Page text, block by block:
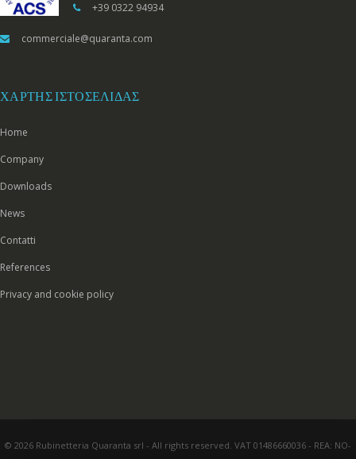
+39 0322 94934
commerciale@quaranta.com
ΧΆΡΤΗΣ ΙΣΤΟΣΕΛΊΔΑΣ
Home
Company
Downloads
News
Contatti
References
Privacy and cookie policy
© 2026 Rubinetteria Quaranta srl - All rights reserved. VAT 01486660036 - REA: NO-